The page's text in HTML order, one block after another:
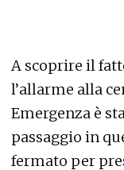
A scoprire il
l’allarme alla
Emergenza è
passaggio in
fermato per